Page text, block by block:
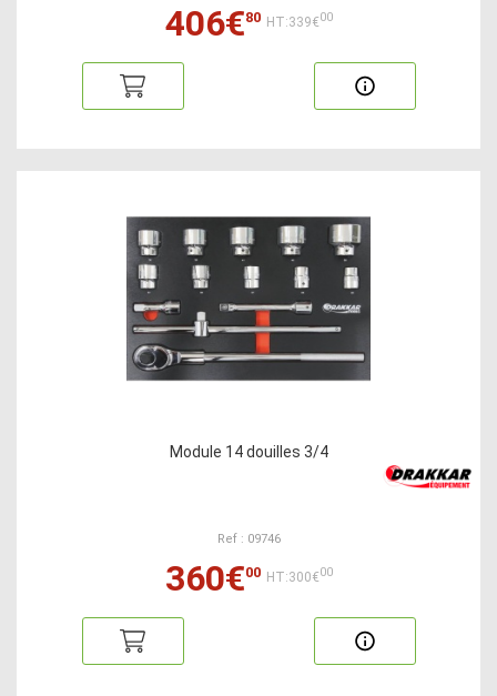
406€80 HT:339€00
Module 14 douilles 3/4
Ref : 09746
360€00 HT:300€00